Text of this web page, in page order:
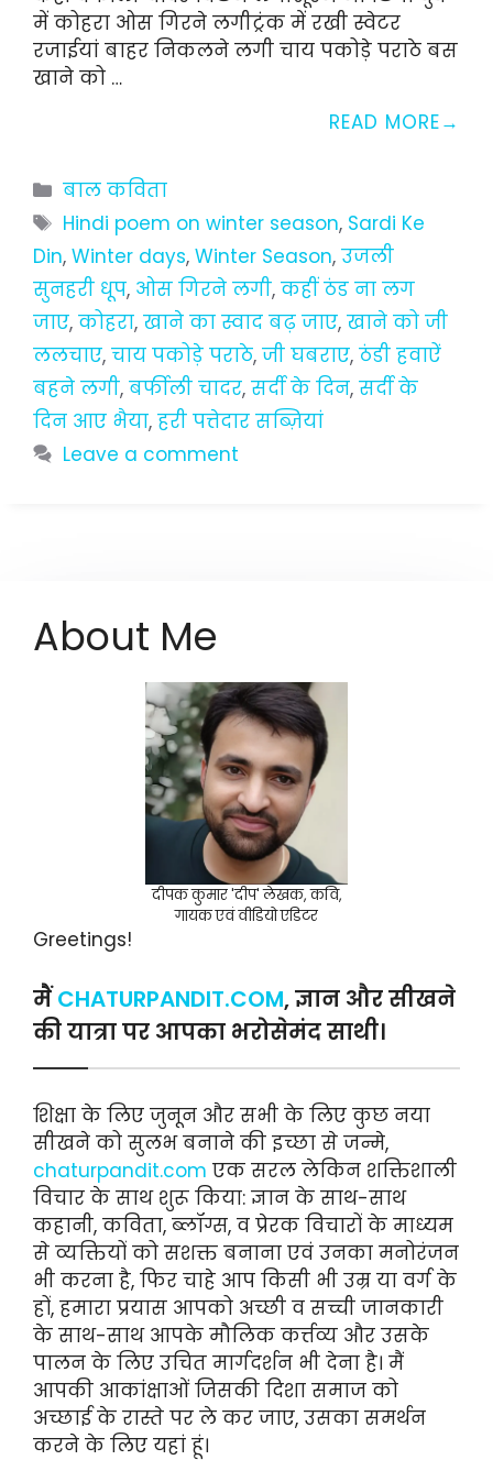
में कोहरा ओस गिरने लगीट्रंक में रखी स्वेटर
रजाईयां बाहर निकलने लगी चाय पकोड़े पराठे बस
खाने को …
READ MORE
Categories
बाल कविता
Tags
Hindi poem on winter season, Sardi Ke
Din, Winter days, Winter Season, उजली
सुनहरी धूप, ओस गिरने लगी, कहीं ठंड ना लग
जाए, कोहरा, खाने का स्वाद बढ़ जाए, खाने को जी
ललचाए, चाय पकोड़े पराठे, जी घबराए, ठंडी हवाऐं
बहने लगी, बर्फीली चादर, सर्दी के दिन, सर्दी के
दिन आए भैया, हरी पत्तेदार सब्ज़ियां
Leave a comment
About Me
दीपक कुमार 'दीप' लेखक, कवि,
गायक एवं वीडियो एडिटर
Greetings!
मैंCHATURPANDIT.COM, ज्ञान और सीखने
की यात्रा पर आपका भरोसेमंद साथी।
शिक्षा के लिए जुनून और सभी के लिए कुछ नया
सीखने को सुलभ बनाने की इच्छा से जन्मे,
chaturpandit.com एक सरल लेकिन शक्तिशाली
विचार के साथ शुरू किया: ज्ञान के साथ-साथ
कहानी, कविता, ब्लॉग्स, व प्रेरक विचारों के माध्यम
से व्यक्तियों को सशक्त बनाना एवं उनका मनोरंजन
भी करना है, फिर चाहे आप किसी भी उम्र या वर्ग के
हों, हमारा प्रयास आपको अच्छी व सच्ची जानकारी
के साथ-साथ आपके मौलिक कर्त्तव्य और उसके
पालन के लिए उचित मार्गदर्शन भी देना है। मैं
आपकी आकांक्षाओं जिसकी दिशा समाज को
अच्छाई के रास्ते पर ले कर जाए, उसका समर्थन
करने के लिए यहां हूं।